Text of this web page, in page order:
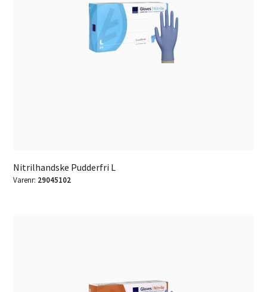
Nitrilhandske Pudderfri L
Varenr: 29045102